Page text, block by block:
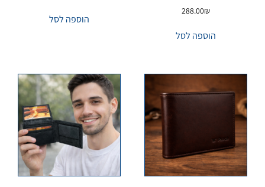
288.00₪
הוספה לסל
הוספה לסל